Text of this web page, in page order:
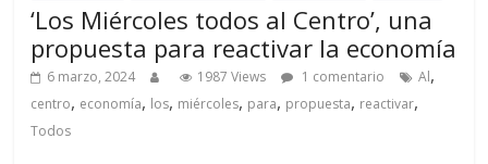
‘Los Miércoles todos al Centro’, una
propuesta para reactivar la economía
6 marzo, 2024 1987 Views 1 comentario Al,
centro, economía, los, miércoles, para, propuesta, reactivar,
Todos